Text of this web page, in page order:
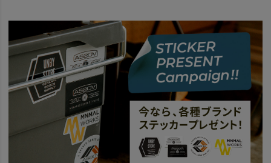
news ショルダーバッグ特集 26
news DOBBYシリーズ
news お出かけも快適に過ごすショルダーバッグ５選
ショルダーバッグ特集
AS2OVのおすすめトラベルバッグ国内旅行編
AS2OV Go Out